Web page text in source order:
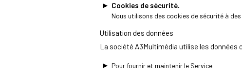
Cookies de sécurité.
Nous utilisons des cookies de sécurité à
Utilisation des données
La société A3Multimédia utilise les données
Pour fournir et maintenir le Service